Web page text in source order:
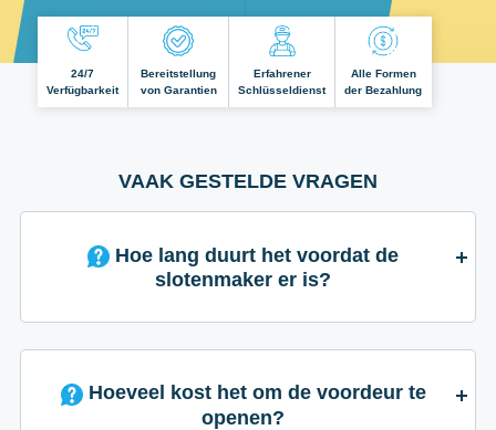
24/7
Verfügbarkeit
Bereitstellung
von Garantien
Erfahrener
Schlüsseldienst
Alle Formen
der Bezahlung
VAAK GESTELDE VRAGEN
slotenmaker er is?
Hoeveel kost het om de voordeur te
openen?